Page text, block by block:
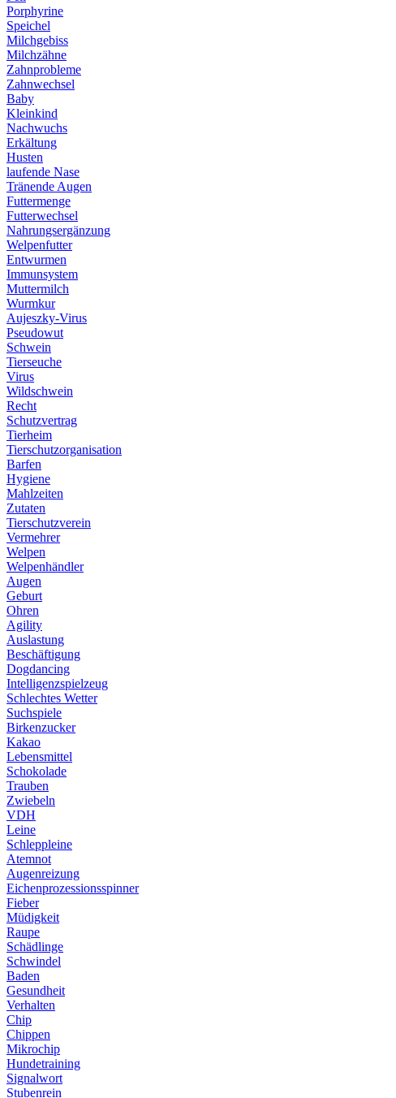
Porphyrine
Speichel
Milchgebiss
Milchzähne
Zahnprobleme
Zahnwechsel
Baby
Kleinkind
Nachwuchs
Erkältung
Husten
laufende Nase
Tränende Augen
Futtermenge
Futterwechsel
Nahrungsergänzung
Welpenfutter
Entwurmen
Immunsystem
Muttermilch
Wurmkur
Aujeszky-Virus
Pseudowut
Schwein
Tierseuche
Virus
Wildschwein
Recht
Schutzvertrag
Tierheim
Tierschutzorganisation
Barfen
Hygiene
Mahlzeiten
Zutaten
Tierschutzverein
Vermehrer
Welpen
Welpenhändler
Augen
Geburt
Ohren
Agility
Auslastung
Beschäftigung
Dogdancing
Intelligenzspielzeug
Schlechtes Wetter
Suchspiele
Birkenzucker
Kakao
Lebensmittel
Schokolade
Trauben
Zwiebeln
VDH
Leine
Schleppleine
Atemnot
Augenreizung
Eichenprozessionsspinner
Fieber
Müdigkeit
Raupe
Schädlinge
Schwindel
Baden
Gesundheit
Verhalten
Chip
Chippen
Mikrochip
Hundetraining
Signalwort
Stubenrein